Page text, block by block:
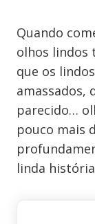
Quando
olhos lindos
que os
amassados,
parecido…
pouco mais
linda